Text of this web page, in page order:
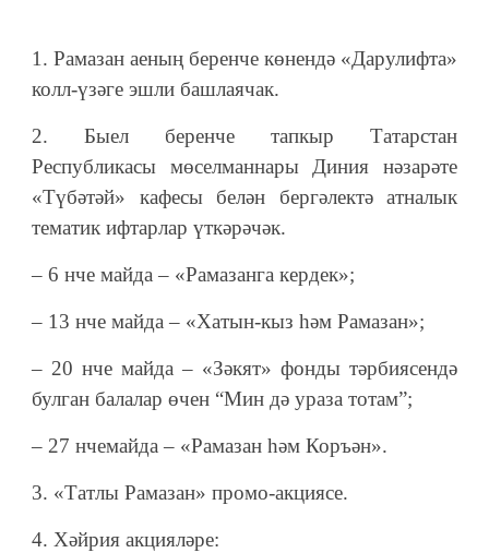
1. Рамазан аеның беренче көнендә «Дарулифта»
колл-үзәге эшли башлаячак.
2. Быел беренче тапкыр Татарстан
Республикасы мөселманнары Диния нәзарәте
«Түбәтәй» кафесы белән бергәлектә атналык
тематик ифтарлар үткәрәчәк.
– 6 нче майда – «Рамазанга кердек»;
– 13 нче майда – «Хатын-кыз һәм Рамазан»;
– 20 нче майда – «Зәкят» фонды тәрбиясендә
булган балалар өчен “Мин дә ураза тотам”;
– 27 нчемайда – «Рамазан һәм Коръән».
3. «Татлы Рамазан» промо-акциясе.
4. Хәйрия акцияләре: